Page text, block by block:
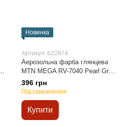
Новинка
Артикул: 622874
Аерозольна фарба глянцева
MTN MEGA RV-7040 Pearl Grey,
EX0167040, 600 мл
396 грн
Під замовлення
Купити